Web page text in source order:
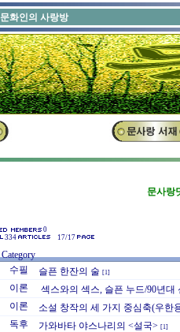
문화인의 사랑방
문사랑
0
334
17/17
Category
수필 슬픈 한잔의 술 [1]
이론 섹스와의 섹스, 슬픈 누드/90년
이론 소설 창작의 세 가지 중심축(우한
독후 가와바타 야스나리의 <설국> [1]